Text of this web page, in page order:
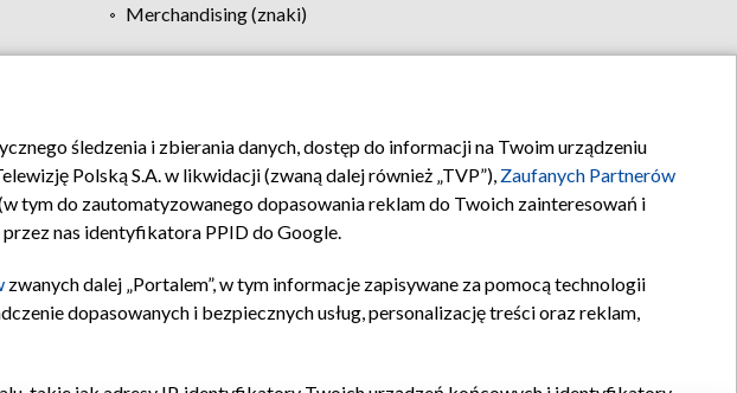
Merchandising (znaki)
Pomoc Biuro reklamy Kontakt
śledzenia i zbierania danych, dostęp do informacji na Twoim urządzeniu
Polską S.A. w likwidacji (zwaną dalej również „TVP”), Zaufanych Partnerów
tym do zautomatyzowanego dopasowania reklam do Twoich zainteresowań i
nas identyfikatora PPID do Google.
zwanych dalej „Portalem”, w tym informacje zapisywane za pomocą technologii
dopasowanych i bezpiecznych usług, personalizację treści oraz reklam,